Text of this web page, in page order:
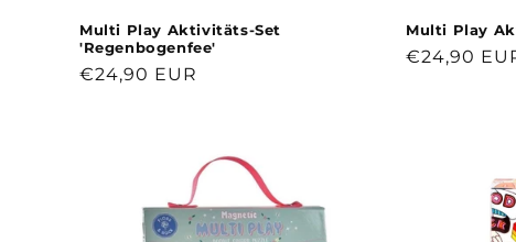
:
Multi Play Aktivitäts-Set
'Regenbogenfee'
Normaler
€24,90 EUR
Multi Play
Normaler
€24,90